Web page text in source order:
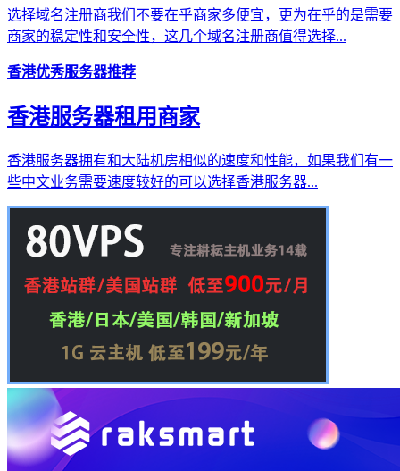
选择域名注册商我们不要在乎商家多便宜，更为在乎的是需要
商家的稳定性和安全性，这几个域名注册商值得选择...
香港优秀服务器推荐
香港服务器租用商家
香港服务器拥有和大陆机房相似的速度和性能，如果我们有一
些中文业务需要速度较好的可以选择香港服务器...